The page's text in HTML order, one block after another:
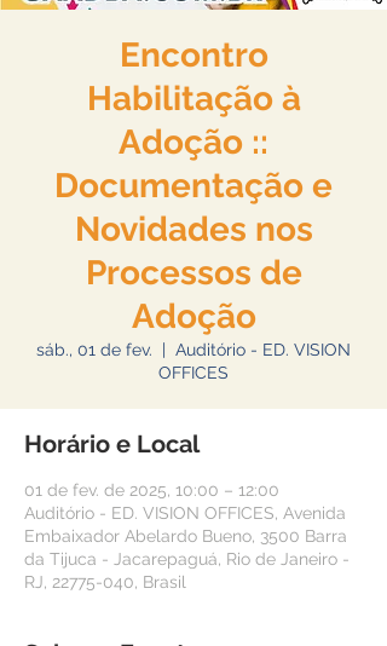
Encontro
Habilitação à
Adoção ::
Documentação e
Novidades nos
Processos de
Adoção
sáb., 01 de fev.
  |
Auditório - ED. VISION
OFFICES
Horário e Local
01 de fev. de 2025, 10:00 – 12:00
Auditório - ED. VISION OFFICES, Avenida
Embaixador Abelardo Bueno, 3500 Barra
da Tijuca - Jacarepaguá, Rio de Janeiro -
RJ, 22775-040, Brasil